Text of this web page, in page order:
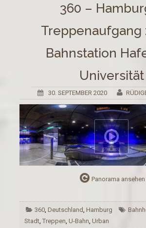
360 –
Treppenaufgang
Bahnstation
Universität
30. SEPTEMBER 2020
Panorama ansehen
360 ,Deutschland ,Hamburg
Stadt Treppen U-Bahn Urban